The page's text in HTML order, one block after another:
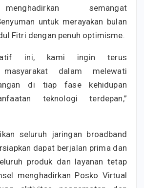
semangat
untuk merayakan bulan
Fitri dengan penuh optimisme.
ini, kami ingin terus
masyarakat dalam melewati
di tiap fase kehidupan
teknologi terdepan,”
seluruh jaringan broadband
dapat berjalan prima dan
produk dan layanan tetap
menghadirkan Posko Virtual